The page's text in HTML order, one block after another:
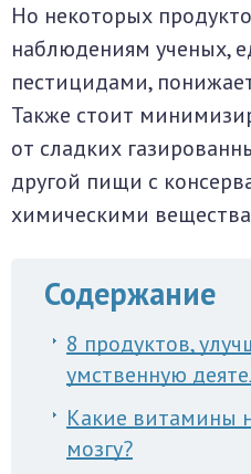
Но некоторых
наблюдениям ученых,
пестицидами,
Также стоит
от сладких
другой пищи с
химическими
Содержание
8 продуктов,
умственную
Какие витамины
мозгу?